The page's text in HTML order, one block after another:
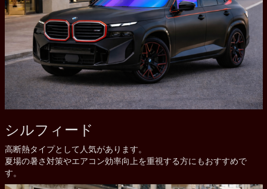
シルフィード
高断熱タイプとして人気があります。
夏場の暑さ対策やエアコン効率向上を重視する方にもおすすめで
す。